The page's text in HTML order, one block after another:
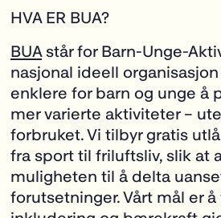
HVA ER BUA?
BUAstår for Barn-Unge-
nasjonal ideell
enklere for barn og unge å
mer varierte aktiviteter –
forbruket. Vi tilbyr gratis
fra sport til friluftsliv, slik at
muligheten til å delta
forutsetninger. Vårt mål er